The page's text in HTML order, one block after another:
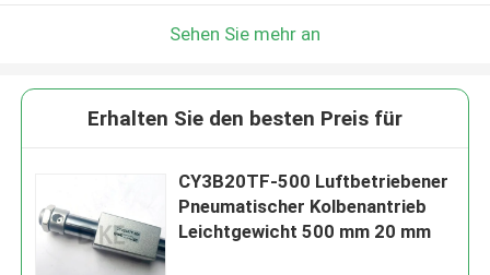
Sehen Sie mehr an
Erhalten Sie den besten Preis für
CY3B20TF-500 Luftbetriebener
Pneumatischer Kolbenantrieb
Leichtgewicht 500 mm 20 mm